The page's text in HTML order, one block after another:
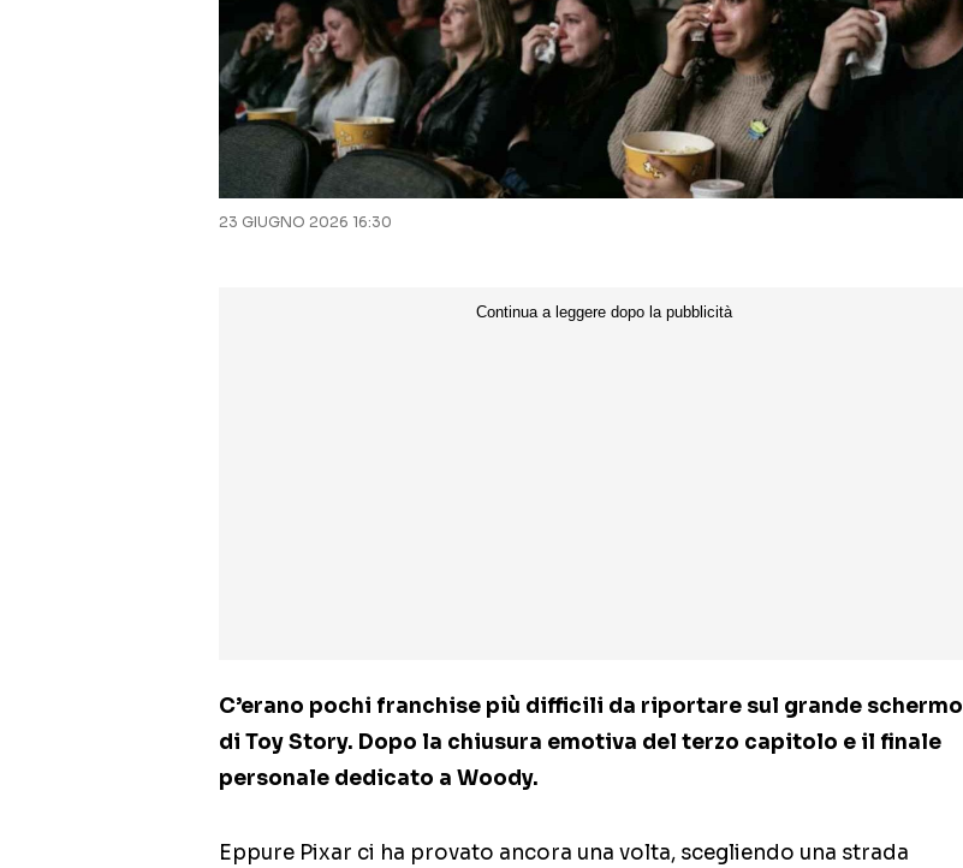
23 GIUGNO 2026 16:30
C’erano pochi franchise più difficili da riportare sul grande schermo
di Toy Story. Dopo la chiusura emotiva del terzo capitolo e il finale
personale dedicato a Woody.
Eppure Pixar ci ha provato ancora una volta, scegliendo una strada